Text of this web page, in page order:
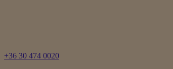
+36 30 474 0020